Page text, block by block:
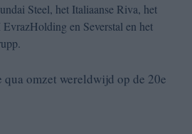
Steel, het Italiaanse Riva, het
en Severstal en het
qua omzet wereldwijd op de 20e